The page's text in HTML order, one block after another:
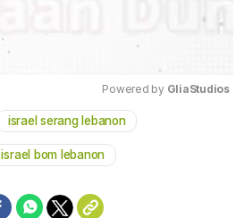
Powered by GliaStudios
israel serang lebanon
israel bom lebanon